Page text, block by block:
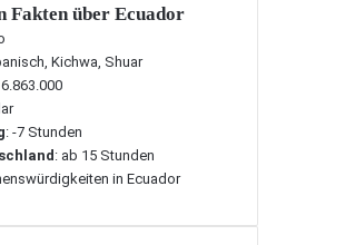
Fakten über Ecuador
Kichwa, Shuar
: -7 Stunden
: ab 15 Stunden
in Ecuador